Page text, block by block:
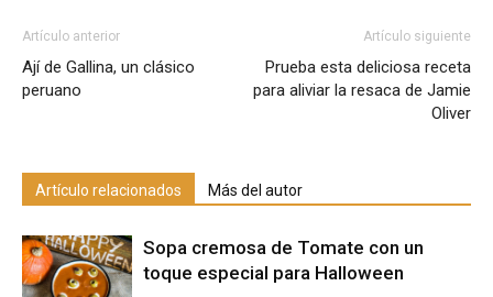
Artículo anterior
Ají de Gallina, un clásico
peruano
Artículo siguiente
Prueba esta deliciosa receta
para aliviar la resaca de Jamie
Oliver
Artículo relacionados Más del autor
Sopa cremosa de Tomate con un
toque especial para Halloween